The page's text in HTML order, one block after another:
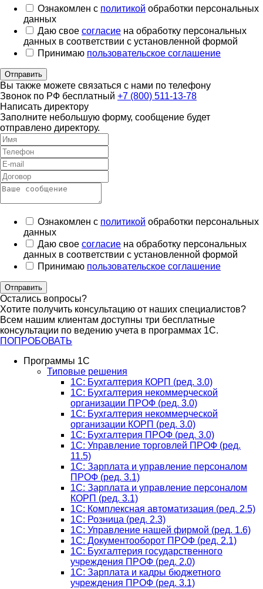
Ознакомлен с политикой обработки персональных
данных
Даю свое согласие на обработку персональных
данных в соответствии с установленной формой
Принимаю пользовательское соглашение
Отправить
Вы также можете связаться с нами по телефону
Звонок по РФ бесплатный +7 (800) 511-13-78
Написать директору
Заполните небольшую форму, сообщение будет
отправлено директору.
Ознакомлен с политикой обработки персональных
данных
Даю свое согласие на обработку персональных
данных в соответствии с установленной формой
Принимаю пользовательское соглашение
Отправить
Остались вопросы?
Хотите получить консультацию от наших специалистов?
Всем нашим клиентам доступны три бесплатные
консультации по ведению учета в программах 1С.
ПОПРОБОВАТЬ
Программы 1С
Типовые решения
1C: Бухгалтерия КОРП (ред. 3.0)
1С: Бухгалтерия некоммерческой
организации ПРОФ (ред. 3.0)
1С: Бухгалтерия некоммерческой
организации КОРП (ред. 3.0)
1C: Бухгалтерия ПРОФ (ред. 3.0)
1C: Управление торговлей ПРОФ (ред.
11.5)
1C: Зарплата и управление персоналом
ПРОФ (ред. 3.1)
1C: Зарплата и управление персоналом
КОРП (ред. 3.1)
1C: Комплексная автоматизация (ред. 2.5)
1С: Розница (ред. 2.3)
1С: Управление нашей фирмой (ред. 1.6)
1С: Документооборот ПРОФ (ред. 2.1)
1C: Бухгалтерия государственного
учреждения ПРОФ (ред. 2.0)
1C: Зарплата и кадры бюджетного
учреждения ПРОФ (ред. 3.1)